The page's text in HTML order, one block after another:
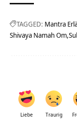
TAGGED: Mantra
Shivaya Namah Om
Liebe Traurig